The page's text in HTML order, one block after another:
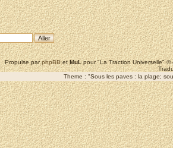
Propulse parphpBBetMuLpour "La Traction Universelle"
Theme : "Sous les paves : la plage;